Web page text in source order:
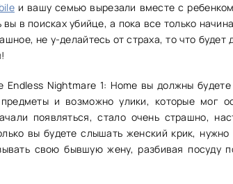
и вашу семью вырезали вместе с
в поисках убийце, а пока все только
не у-делайтесь от страха, то что будет
Endless Nightmare 1: Home вы должны будете
и возможно улики, которые мог
появляться, стало очень страшно,
вы будете слышать женский крик, нужно
свою бывшую жену, разбивая посуду